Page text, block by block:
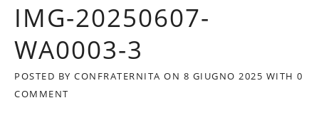
IMG-20250607-
WA0003-3
POSTED BY CONFRATERNITA ON 8 GIUGNO 2025 WITH 0
COMMENT